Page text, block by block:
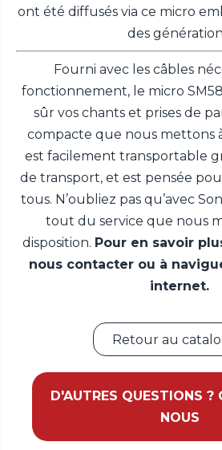
ont été diffusés via ce micro
des
Fourni avec les câbles
fonctionnement, le micro
sûr vos chants et prises de
compacte que nous mettons
est facilement transportable
de transport, et est pensée
tous. N’oubliez pas qu’avec
tout du service que nous
disposition. Pour en savoir
nous contacter ou à
internet.
Retour au
D'AUTRES QUESTIONS ?
NOUS